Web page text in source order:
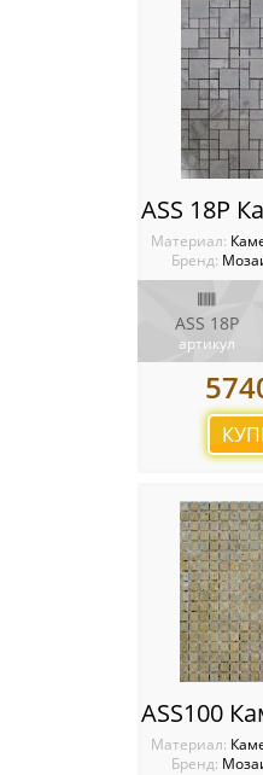
Материал:
Бренд:
ASS 18P
артикул
Материал:
Бренд: